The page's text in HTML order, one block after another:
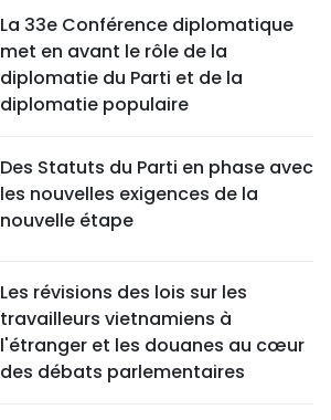
La 33e Conférence diplomatique
met en avant le rôle de la
diplomatie du Parti et de la
diplomatie populaire
Des Statuts du Parti en phase avec
les nouvelles exigences de la
nouvelle étape
Les révisions des lois sur les
travailleurs vietnamiens à
l'étranger et les douanes au cœur
des débats parlementaires